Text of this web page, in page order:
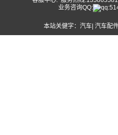
业务咨询QQ:
本站关健字： 汽车| 汽车配